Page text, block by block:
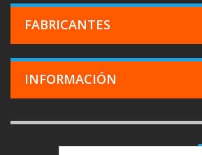
FABRICANTES
INFORMACIÓN